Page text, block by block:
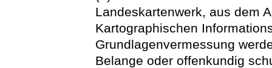
Landeskartenwerk, aus dem
Kartographischen
Grundlagenvermessung
Belange oder offenkundig